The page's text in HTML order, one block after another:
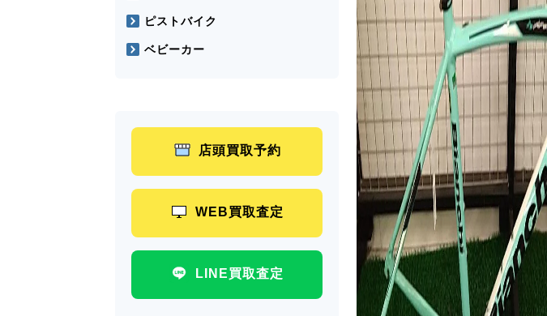
ピストバイク
ベビーカー
店頭買取予約
WEB買取査定
LINE買取査定